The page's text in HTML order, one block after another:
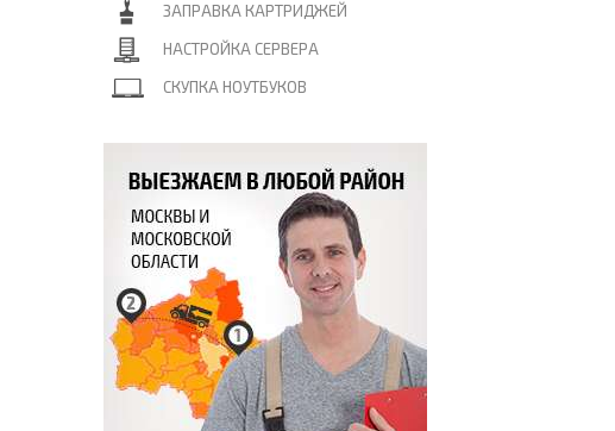
ЗАПРАВКА КАРТРИДЖЕЙ
НАСТРОЙКА СЕРВЕРА
СКУПКА НОУТБУКОВ